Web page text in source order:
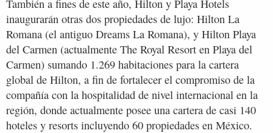
También a fines de este año, Hilton y Playa Hotels
inaugurarán otras dos propiedades de lujo: Hilton La
Romana (el antiguo Dreams La Romana), y Hilton Playa
del Carmen (actualmente The Royal Resort en Playa del
Carmen) sumando 1.269 habitaciones para la cartera
global de Hilton, a fin de fortalecer el compromiso de la
compañía con la hospitalidad de nivel internacional en la
región, donde actualmente posee una cartera de casi 140
hoteles y resorts incluyendo 60 propiedades en México.